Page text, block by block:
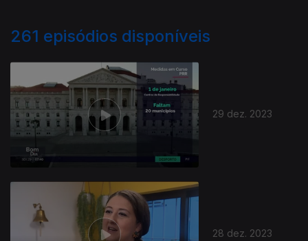
261 episódios disponíveis
29 dez. 2023
28 dez. 2023